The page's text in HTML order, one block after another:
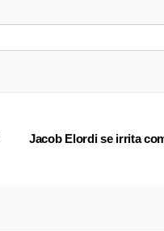
Jacob Elordi se irrita